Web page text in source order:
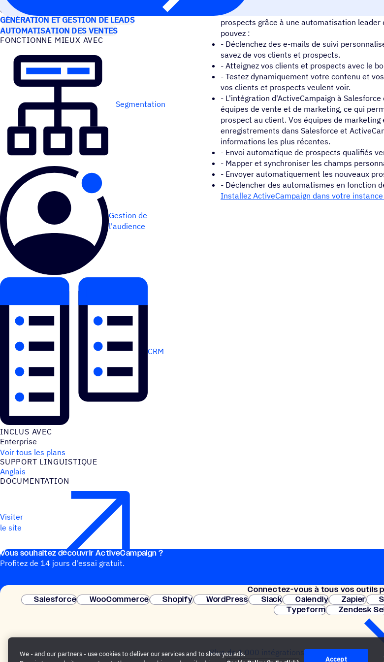
CAS D’UTILISATION
GÉNÉRATION ET GESTION DE LEADS
AUTOMATISATION DES VENTES
FONC­TIONNE MIEUX AVEC
Segmentation
Gestion de
l'audience
CRM
INCLUS AVEC
Enterprise
Voir tous les plans
SUPPORT LINGUIS­TIQUE
Anglais
DOCU­MEN­TA­TION
Visiter
le site
L’intégration d’ActiveCampaign et de
prospects grâce à une automatisation
pouvez :
- Déclenchez des e-mails de suivi
savez de vos clients et prospects.
- Atteignez vos clients et prospects avec le
- Testez dynamiquement votre contenu et
vos clients et prospects veulent voir.
- L'intégration d'ActiveCampaign à
équipes de vente et de marketing, ce qui
prospect au client. Vos équipes de
enregistrements dans Salesforce et
informations les plus récentes.
- Envoi automatique de prospects qualifiés
- Mapper et synchroniser les champs
- Envoyer automatiquement les nouveaux
- Déclencher des automatismes en fonction
Installez ActiveCampaign dans votre
Vous souhai­tez découvrir ActiveCampaign ?
Profitez de 14 jours d'essai gratuit.
Connec­tez-vous à tous vos outils
Salesforce
WooCommerce Shopify WordPress Slack Calendly Zapier
Typeform
Zendesk
Plus de 1 000 intégrations
We - and our partners - use cookies to deliver our services and to show you ads.
Accept